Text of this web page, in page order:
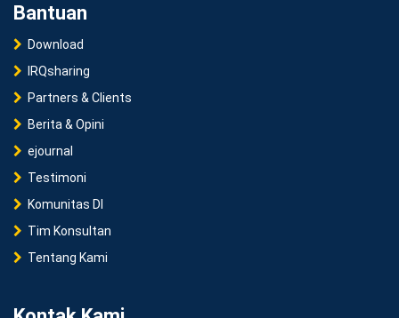
Bantuan
Download
IRQsharing
Partners & Clients
Berita & Opini
ejournal
Testimoni
Komunitas DI
Tim Konsultan
Tentang Kami